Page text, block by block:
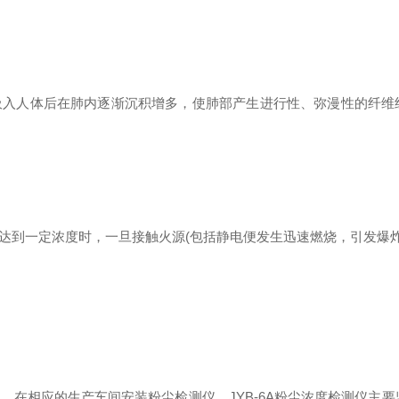
体后在肺内逐渐沉积增多，使肺部产生进行性、弥漫性的纤维
一定浓度时，一旦接触火源(包括静电便发生迅速燃烧，引发爆